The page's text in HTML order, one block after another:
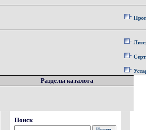
Разделы каталога
Поиск